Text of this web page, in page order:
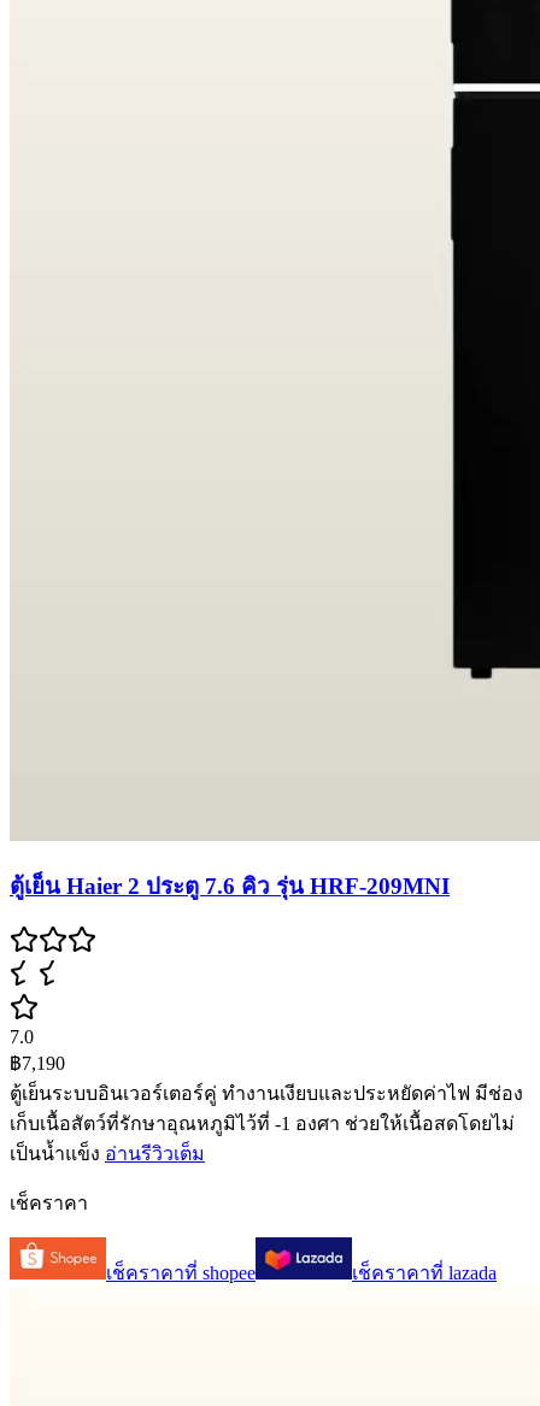
ตู้เย็น Haier 2 ประตู 7.6 คิว รุ่น HRF-209MNI
7.0
฿7,190
ตู้เย็นระบบอินเวอร์เตอร์คู่ ทำงานเงียบและประหยัดค่าไฟ มีช่อง
เก็บเนื้อสัตว์ที่รักษาอุณหภูมิไว้ที่ -1 องศา ช่วยให้เนื้อสดโดยไม่
เป็นน้ำแข็ง อ่านรีวิวเต็ม
เช็คราคา
เช็คราคาที่ shopee เช็คราคาที่ lazada